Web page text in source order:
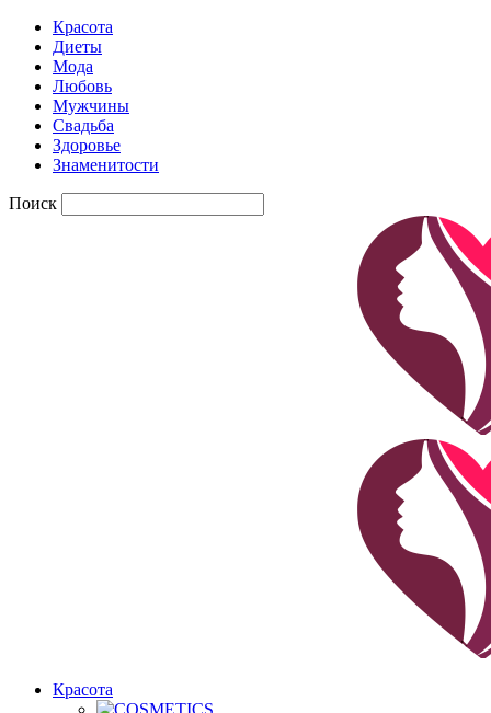
Красота
Диеты
Мода
Любовь
Мужчины
Свадьба
Здоровье
Знаменитости
Поиск
Красота